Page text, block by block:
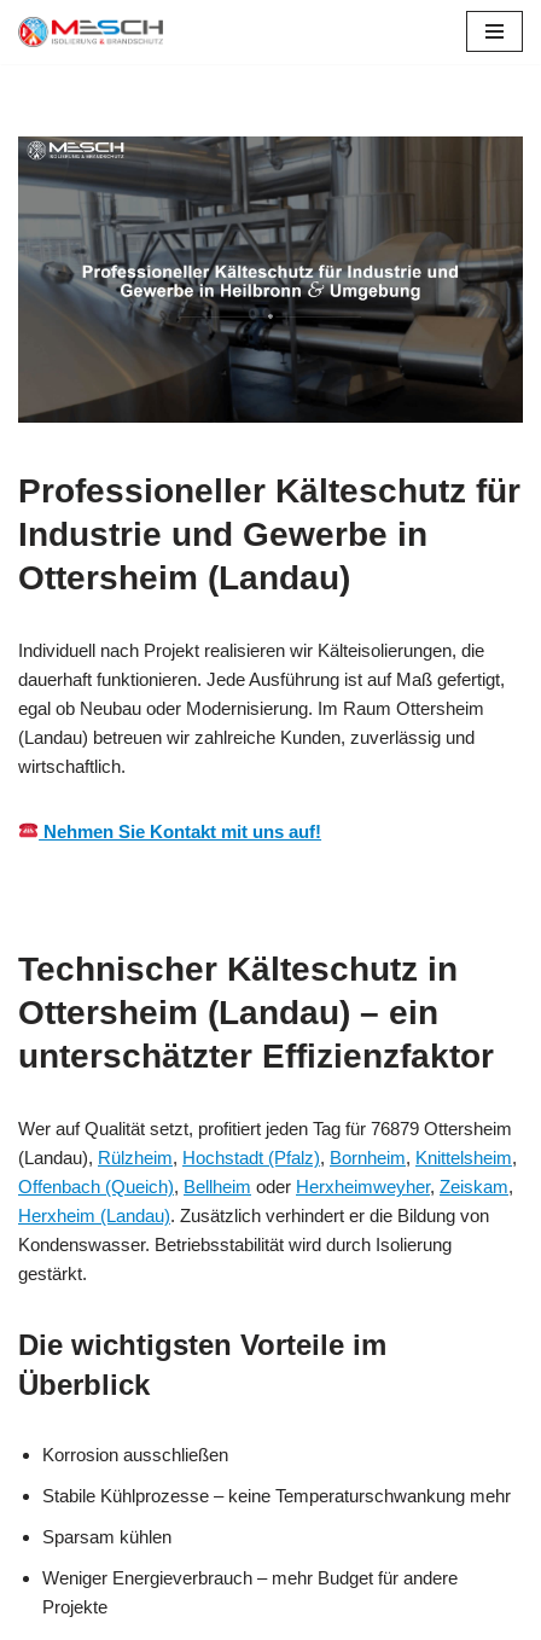
Professioneller Kälteschutz für
Industrie und Gewerbe in
Ottersheim (Landau)
Individuell nach Projekt realisieren wir Kälteisolierungen, die
dauerhaft funktionieren. Jede Ausführung ist auf Maß gefertigt,
egal ob Neubau oder Modernisierung. Im Raum Ottersheim
(Landau) betreuen wir zahlreiche Kunden, zuverlässig und
wirtschaftlich.
Nehmen Sie Kontakt mit uns auf!
Technischer Kälteschutz in
Ottersheim (Landau) – ein
unterschätzter Effizienzfaktor
Wer auf Qualität setzt, profitiert jeden Tag für 76879 Ottersheim
(Landau), Rülzheim, Hochstadt (Pfalz), Bornheim, Knittelsheim,
Offenbach (Queich), Bellheim oder Herxheimweyher, Zeiskam,
Herxheim (Landau). Zusätzlich verhindert er die Bildung von
Kondenswasser. Betriebsstabilität wird durch Isolierung
gestärkt.
Die wichtigsten Vorteile im
Überblick
Korrosion ausschließen
Stabile Kühlprozesse – keine Temperaturschwankung mehr
Sparsam kühlen
Weniger Energieverbrauch – mehr Budget für andere
Projekte